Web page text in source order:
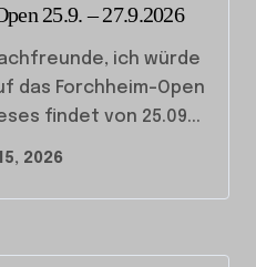
25.9. – 27.9.2026
ich würde
das Forchheim-Open
findet von 25.09...
2026